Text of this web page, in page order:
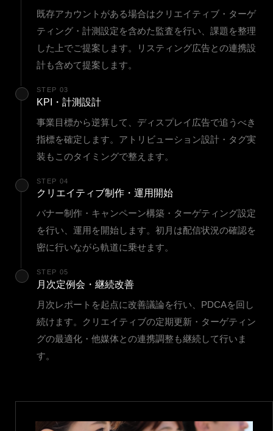
既存アカウントがある場合はクリエイティブ・ターゲ
ティング・計測設定を含めた監査を行い、課題を整理
した上でご提案します。リスティング広告との連携設
計も含めて提案します。
STEP 03
KPI・計測設計
事業目標から逆算して、ディスプレイ広告で追うべき
指標を確定します。アトリビューション設計・タグ実
装もこのタイミングで整えます。
STEP 04
クリエイティブ制作・運用開始
バナー制作・キャンペーン構築・ターゲティング設定
を行い、運用を開始します。初月は配信状況の確認を
密に行いながら軌道に乗せます。
STEP 05
月次定例会・継続改善
月次レポートを起点に改善議論を行い、PDCAを回し
続けます。クリエイティブの定期更新・ターゲティン
グの最適化・他媒体との連携調整も継続して行いま
す。